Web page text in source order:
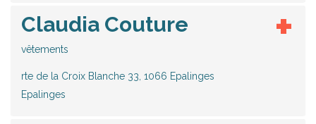
Claudia Couture
vêtements
rte de la Croix Blanche 33, 1066 Epalinges
Epalinges